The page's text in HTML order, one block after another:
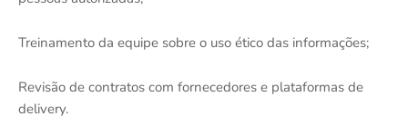
Treinamento da equipe sobre o uso ético das informações;
Revisão de contratos com fornecedores e plataformas de
delivery.